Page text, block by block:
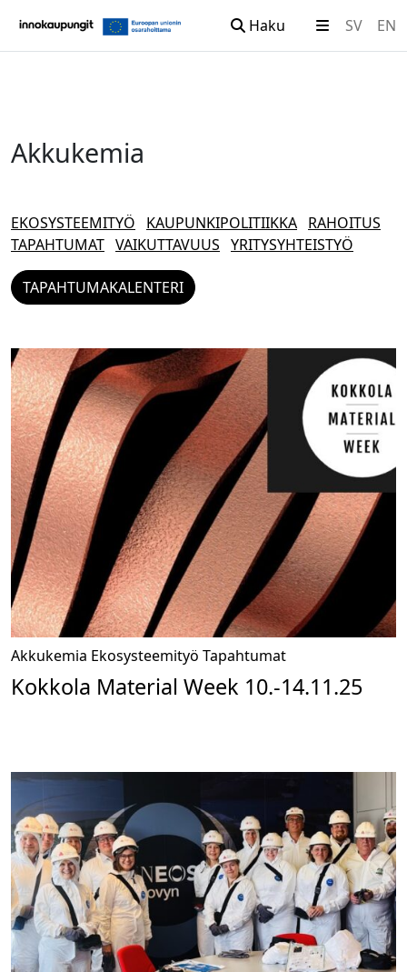
Haku SV EN
Akkukemia
EKOSYSTEEMITYÖ KAUPUNKIPOLITIIKKA RAHOITUS
TAPAHTUMAT VAIKUTTAVUUS YRITYSYHTEISTYÖ
TAPAHTUMAKALENTERI
Akkukemia Ekosysteemityö Tapahtumat
Kokkola Material Week 10.-14.11.25